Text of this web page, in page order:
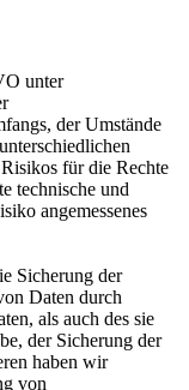
unter
der Umstände
für die Rechte
technische und
angemessenes
Sicherung der
Daten durch
als auch des sie
der Sicherung der
haben wir
von